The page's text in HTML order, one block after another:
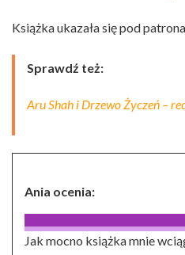
Książka ukazała się pod
Sprawdź też:
Aru Shah i Drzewo Życzeń –
Ania ocenia:
Jak mocno książka mnie